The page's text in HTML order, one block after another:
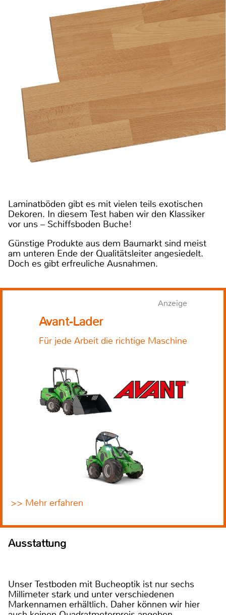
Laminatböden gibt es mit vielen teils exotischen
Dekoren. In diesem Test haben wir den Klassiker
vor uns – Schiffsboden Buche!
Günstige Produkte aus dem Baumarkt sind meist
am unteren Ende der Qualitätsleiter angesiedelt.
Doch es gibt erfreuliche Ausnahmen.
Anzeige
Avant-Lader
Für jede Arbeit die richtige Maschine
>> Mehr erfahren
Ausstattung
Unser Testboden mit Bucheoptik ist nur sechs
Millimeter stark und unter verschiedenen
Markennamen erhältlich. Daher können wir hier